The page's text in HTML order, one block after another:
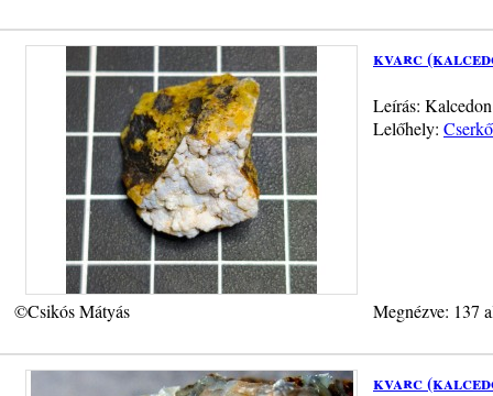
kvarc
Leírás:
Lelőhely:
©Csikós Mátyás Megnézve: 137
kvarc